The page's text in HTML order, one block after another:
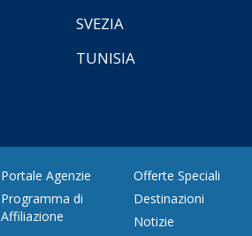
SVEZIA
TUNISIA
Portale Agenzie
Programma di
Affiliazione
Offerte Speciali
Destinazioni
Notizie